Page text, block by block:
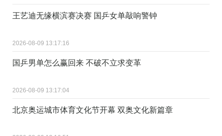
王艺迪无缘横滨赛决赛 国乒女单敲响警钟
2026-08-09 13:17:16
国乒男单怎么赢回来 不破不立求变革
2026-08-09 13:17:04
北京奥运城市体育文化节开幕 双奥文化新篇章